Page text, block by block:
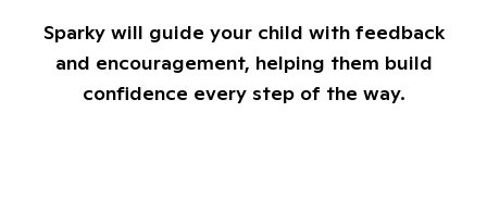
Sparky will guide your child with feedback
and encouragement, helping them build
confidence every step of the way.